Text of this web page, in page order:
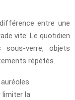
entre une
vite. Le quotidien
verre, objets
répétés.
limiter la